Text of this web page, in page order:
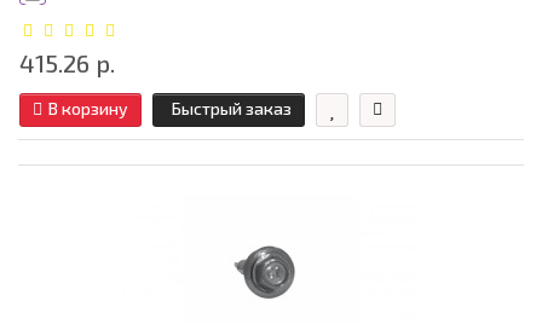
415.26 р.
В корзину Быстрый заказ